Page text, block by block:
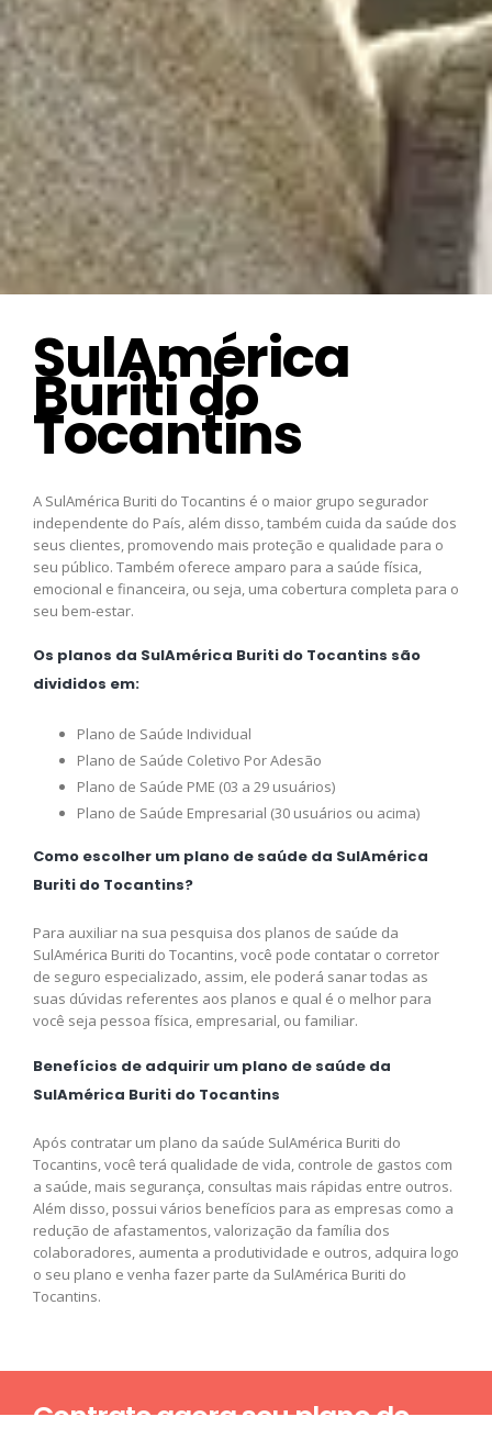
SulAmérica
Buriti do
Tocantins
A SulAmérica Buriti do Tocantins é o maior grupo segurador
independente do País, além disso, também cuida da saúde dos
seus clientes, promovendo mais proteção e qualidade para o
seu público. Também oferece amparo para a saúde física,
emocional e financeira, ou seja, uma cobertura completa para o
seu bem-estar.
Os planos da SulAmérica Buriti do Tocantins são
divididos em:
Plano de Saúde Individual
Plano de Saúde Coletivo Por Adesão
Plano de Saúde PME (03 a 29 usuários)
Plano de Saúde Empresarial (30 usuários ou acima)
Como escolher um plano de saúde da SulAmérica
Buriti do Tocantins?
Para auxiliar na sua pesquisa dos planos de saúde da
SulAmérica Buriti do Tocantins, você pode contatar o corretor
de seguro especializado, assim, ele poderá sanar todas as
suas dúvidas referentes aos planos e qual é o melhor para
você seja pessoa física, empresarial, ou familiar.
Benefícios de adquirir um plano de saúde da
SulAmérica Buriti do Tocantins
Após contratar um plano da saúde SulAmérica Buriti do
Tocantins, você terá qualidade de vida, controle de gastos com
a saúde, mais segurança, consultas mais rápidas entre outros.
Além disso, possui vários benefícios para as empresas como a
redução de afastamentos, valorização da família dos
colaboradores, aumenta a produtividade e outros, adquira logo
o seu plano e venha fazer parte da SulAmérica Buriti do
Tocantins.
Contrate agora seu plano de